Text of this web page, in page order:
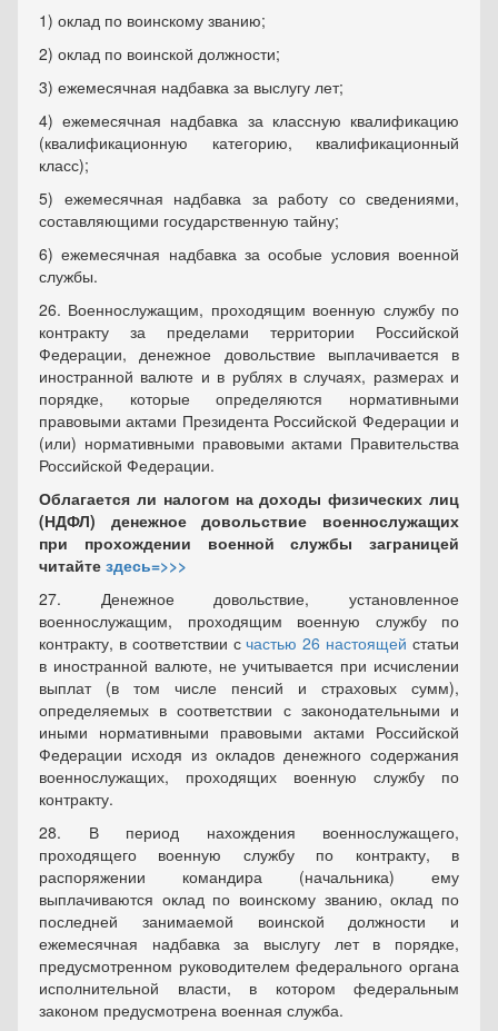
1) оклад по воинскому званию;
2) оклад по воинской должности;
3) ежемесячная надбавка за выслугу лет;
4) ежемесячная надбавка за классную квалификацию
(квалификационную категорию, квалификационный
класс);
5) ежемесячная надбавка за работу со сведениями,
составляющими государственную тайну;
6) ежемесячная надбавка за особые условия военной
службы.
26. Военнослужащим, проходящим военную службу по
контракту за пределами территории Российской
Федерации, денежное довольствие выплачивается в
иностранной валюте и в рублях в случаях, размерах и
порядке, которые определяются нормативными
правовыми актами Президента Российской Федерации и
(или) нормативными правовыми актами Правительства
Российской Федерации.
Облагается ли налогом на доходы физических лиц
(НДФЛ) денежное довольствие военнослужащих
при прохождении военной службы заграницей
читайте здесь=>>>
27. Денежное довольствие, установленное
военнослужащим, проходящим военную службу по
контракту, в соответствии счастью 26 настоящей статьи
в иностранной валюте, не учитывается при исчислении
выплат (в том числе пенсий и страховых сумм),
определяемых в соответствии с законодательными и
иными нормативными правовыми актами Российской
Федерации исходя из окладов денежного содержания
военнослужащих, проходящих военную службу по
контракту.
28. В период нахождения военнослужащего,
проходящего военную службу по контракту, в
распоряжении командира (начальника) ему
выплачиваются оклад по воинскому званию, оклад по
последней занимаемой воинской должности и
ежемесячная надбавка за выслугу лет в порядке,
предусмотренном руководителем федерального органа
исполнительной власти, в котором федеральным
законом предусмотрена военная служба.